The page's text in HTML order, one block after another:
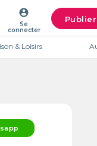
account_circle
Se
connecter
& Loisirs